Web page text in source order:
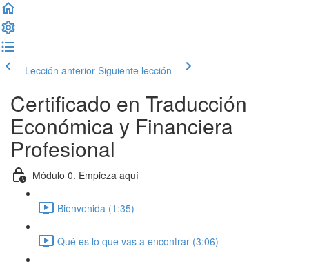
Lección anterior Siguiente lección
Certificado en Traducción
Económica y Financiera
Profesional
Módulo 0. Empieza aquí
Bienvenida (1:35)
Qué es lo que vas a encontrar (3:06)